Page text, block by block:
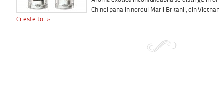
Chinei pana in nordul Marii Britanii, din
Citeste tot »